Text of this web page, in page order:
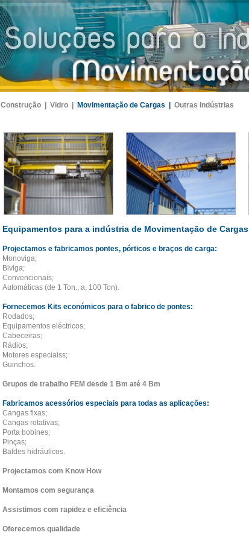
Construção | Vidro | Movimentação de Cargas | Outras Indústrias
Equipamentos para a indústria de Movimentação de Cargas
Projectamos e fabricamos pontes, pórticos e braços de carga:
Monoviga;
Biviga;
Convencionais;
Automáticas (de 1 Ton., a, 100 Ton).
Fornecemos Kits económicos para o fabrico de pontes:
Rodados;
Equipamentos eléctricos;
Cabeceiras;
Rádios;
Motores especiaiss;
Guinchos.
Grupos de trabalho FEM desde 1 Bm até 4 Bm
Fabricamos acessórios especiais para todas as aplicações:
Cangas fixas;
Cangas rotativas;
Porta bobines;
Pinças;
Baldes hidráulicos.
Projectamos com Know How
Montamos com segurança
Assistimos com rapidez e eficiência
Oferecemos qualidade